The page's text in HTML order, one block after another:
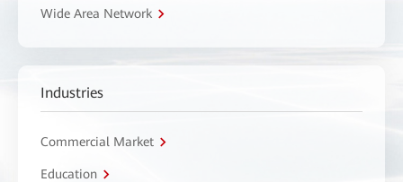
Wide Area Network
Industries
Commercial Market
Education